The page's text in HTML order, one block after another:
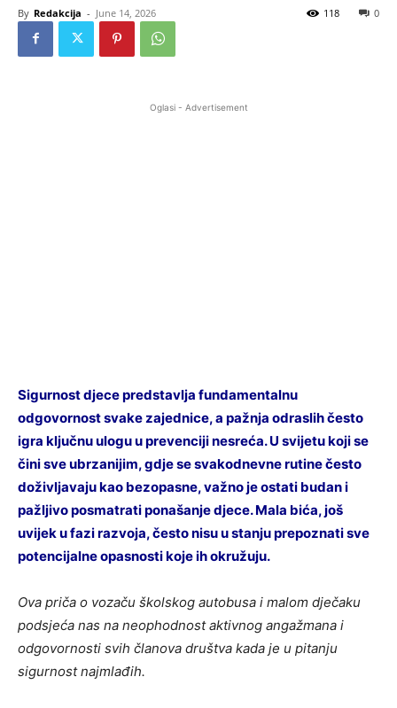
By Redakcija - June 14, 2026 0
118
Oglasi - Advertisement
Sigurnost djece predstavlja fundamentalnu
odgovornost svake zajednice, a pažnja odraslih često
igra ključnu ulogu u prevenciji nesreća. U svijetu koji se
čini sve ubrzanijim, gdje se svakodnevne rutine često
doživljavaju kao bezopasne, važno je ostati budan i
pažljivo posmatrati ponašanje djece. Mala bića, još
uvijek u fazi razvoja, često nisu u stanju prepoznati sve
potencijalne opasnosti koje ih okružuju.
Ova priča o vozaču školskog autobusa i malom dječaku
podsjeća nas na neophodnost aktivnog angažmana i
odgovornosti svih članova društva kada je u pitanju
sigurnost najmlađih.